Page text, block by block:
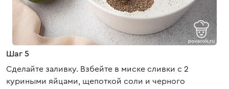
Шаг 5
Сделайте заливку. Взбейте в миске сливки с 2
куриными яйцами, щепоткой соли и черного